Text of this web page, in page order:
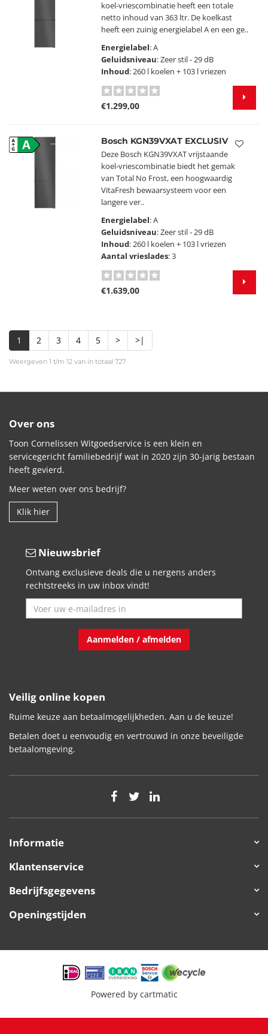
koel-vriescombinatie heeft een totale
netto inhoud van 363 ltr. De koelkast
heeft een zuinig energielabel A en een ge..
Energielabel: A
Geluidsniveau: Zeer stil - 29 dB
Inhoud: 260 l koelen + 103 l vriezen
€1.299,00
Bosch KGN39VXAT EXCLUSIV
Deze Bosch KGN39VXAT vrijstaande
koel-vriescombinatie biedt het gemak
van Total No Frost, een hoogwaardig
VitaFresh bewaarsysteem voor een
langere ver..
Energielabel: A
Geluidsniveau: Zeer stil - 29 dB
Inhoud: 260 l koelen + 103 l vriezen
Aantal vrieslades: 3
€1.639,00
1 2 3 4 5 > >|
Weergeven 1 t/m 12 van in totaal 727
Over ons
Toon Cornelissen Witgoedservice is een klein en
servicegericht familiebedrijf wat in 2020 zijn 30-jarig bestaan
heeft gevierd.
Meer weten over ons bedrijf?
Klik hier
Nieuwsbrief
Ontvang exclusieve deals die u nergens anders
rechtstreeks in uw inbox vindt!
Aanmelden / afmelden
Veilig online kopen
Ruime keuze aan betaalmogelijkheden. Aan u de keuze!
Betalen doet u eenvoudig en vertrouwd in onze beveiligde
betaalomgeving.
Informatie
Klantenservice
Bedrijfsgegevens
Openingstijden
Powered by cartmatic